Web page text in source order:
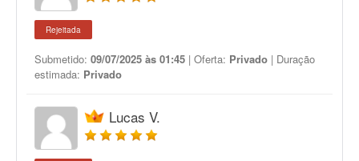
Rejeitada
Submetido: 09/07/2025 às 01:45 | Oferta: Privado | Duração
estimada: Privado
Lucas V.